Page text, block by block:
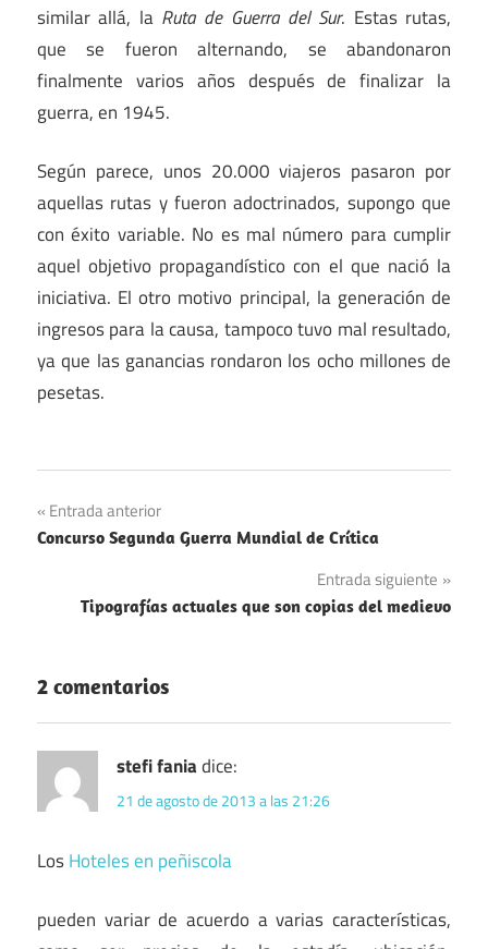
similar allá, la Ruta de Guerra del Sur. Estas rutas,
que se fueron alternando, se abandonaron
finalmente varios años después de finalizar la
guerra, en 1945.
Según parece, unos 20.000 viajeros pasaron por
aquellas rutas y fueron adoctrinados, supongo que
con éxito variable. No es mal número para cumplir
aquel objetivo propagandístico con el que nació la
iniciativa. El otro motivo principal, la generación de
ingresos para la causa, tampoco tuvo mal resultado,
ya que las ganancias rondaron los ocho millones de
pesetas.
Navegación
de
entradas
Entrada anterior
Concurso Segunda Guerra Mundial de Crítica
Entrada siguiente
Tipografías actuales que son copias del medievo
2 comentarios
stefi faniadice:
21 de agosto de 2013 a las 21:26
LosHoteles en peñiscola
pueden variar de acuerdo a varias características,